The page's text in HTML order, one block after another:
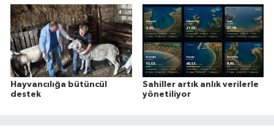
Hayvancılığa bütüncül
destek
Sahiller artık anlık verilerle
yönetiliyor